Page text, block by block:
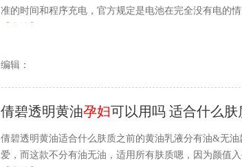
准的时间和程序充电，官方规定是电池在完全没有电的
编辑：
倩碧透明黄油孕妇可以用吗 适合什么肤
倩碧透明黄油适合什么肤质之前的黄油乳液分有油&无
爱，而这款不分有油无油，适用所有肤质嗯，因为颜值